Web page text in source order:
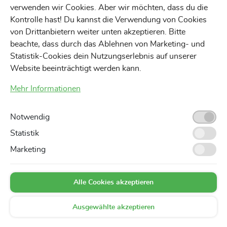
verwenden wir Cookies. Aber wir möchten, dass du die
Kontrolle hast! Du kannst die Verwendung von Cookies
von Drittanbietern weiter unten akzeptieren. Bitte
beachte, dass durch das Ablehnen von Marketing- und
Statistik-Cookies dein Nutzungserlebnis auf unserer
Website beeinträchtigt werden kann.
Mehr Informationen
Notwendig
Statistik
Marketing
Alle Cookies akzeptieren
Ausgewählte akzeptieren
Hinzufügen Hinzufügen